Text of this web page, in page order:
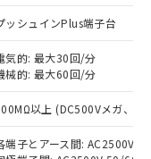
ッシュインPlus端子台
気的: 最大30回/分
械的: 最大60回/分
以上 (DC500Vメガ、点
端子とアース間: AC2500V
器事業取扱
標準価格
くもので
の中には、
商品もある
10物質）の
は確認中の
形物で、有
す。
品として
場合などや
中国RoHSの
国RoHSの
ます。
うち、外国